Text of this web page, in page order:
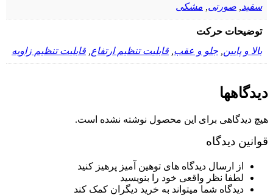
سفید صورتی مشکی
توضیحات حرکت
بالا و پایین جلو و عقب قابلیت تنظیم ارتفاع قابلیت تنظیم زاویه
دیدگاهها
هیچ دیدگاهی برای این محصول نوشته نشده است.
قوانین دیدگاه
از ارسال دیدگاه های توهین آمیز پرهیز کنید
لطفا نظر واقعی خود را بنویسید
دیدگاه شما میتواند به خرید دیگران کمک کند